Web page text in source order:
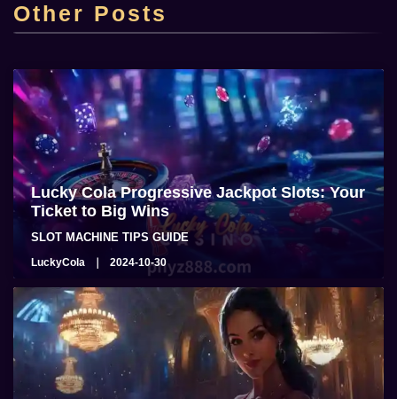
Other Posts
SLOT MACHINE TIPS GUIDE
Lucky Cola Progressive Jackpot Slots: Your
Ticket to Big Wins
LuckyCola 2024-10-30